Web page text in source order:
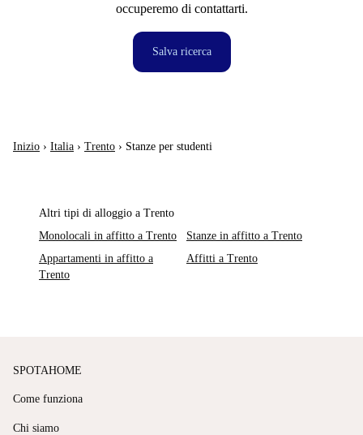
occuperemo di contattarti.
Salva ricerca
Inizio › Italia › Trento › Stanze per studenti
Altri tipi di alloggio a Trento
Monolocali in affitto a Trento
Stanze in affitto a Trento
Appartamenti in affitto a
Trento
Affitti a Trento
SPOTAHOME
Come funziona
Chi siamo